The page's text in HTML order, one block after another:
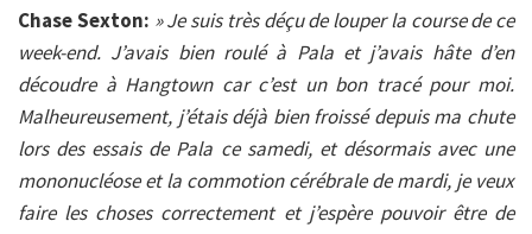
Chase Sexton: » Je suis très déçu de louper la course de ce
week-end. J’avais bien roulé à Pala et j’avais hâte d’en
découdre à Hangtown car c’est un bon tracé pour moi.
Malheureusement, j’étais déjà bien froissé depuis ma chute
lors des essais de Pala ce samedi, et désormais avec une
mononucléose et la commotion cérébrale de mardi, je veux
faire les choses correctement et j’espère pouvoir être de